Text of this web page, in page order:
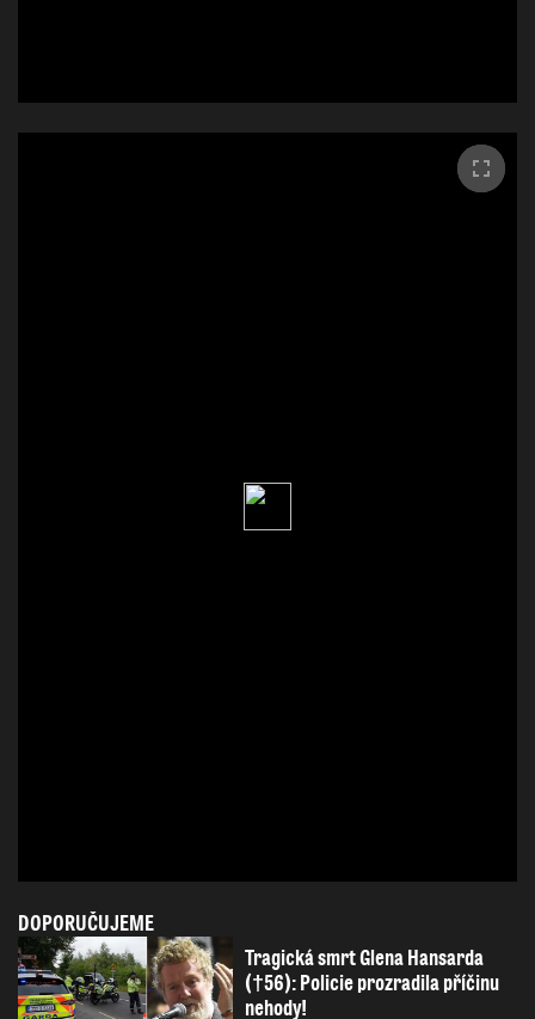
DOPORUČUJEME
Tragická smrt Glena Hansarda
(†56): Policie prozradila příčinu
nehody!